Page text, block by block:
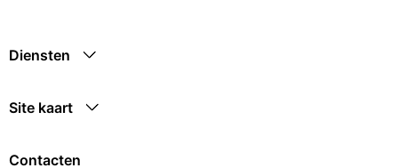
Diensten
Site kaart
Contacten